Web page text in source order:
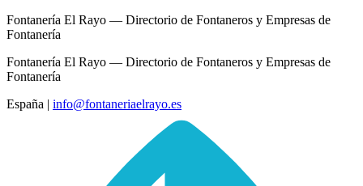
Fontanería El Rayo — Directorio de Fontaneros y Empresas de
Fontanería
Fontanería El Rayo — Directorio de Fontaneros y Empresas de
Fontanería
España | info@fontaneriaelrayo.es